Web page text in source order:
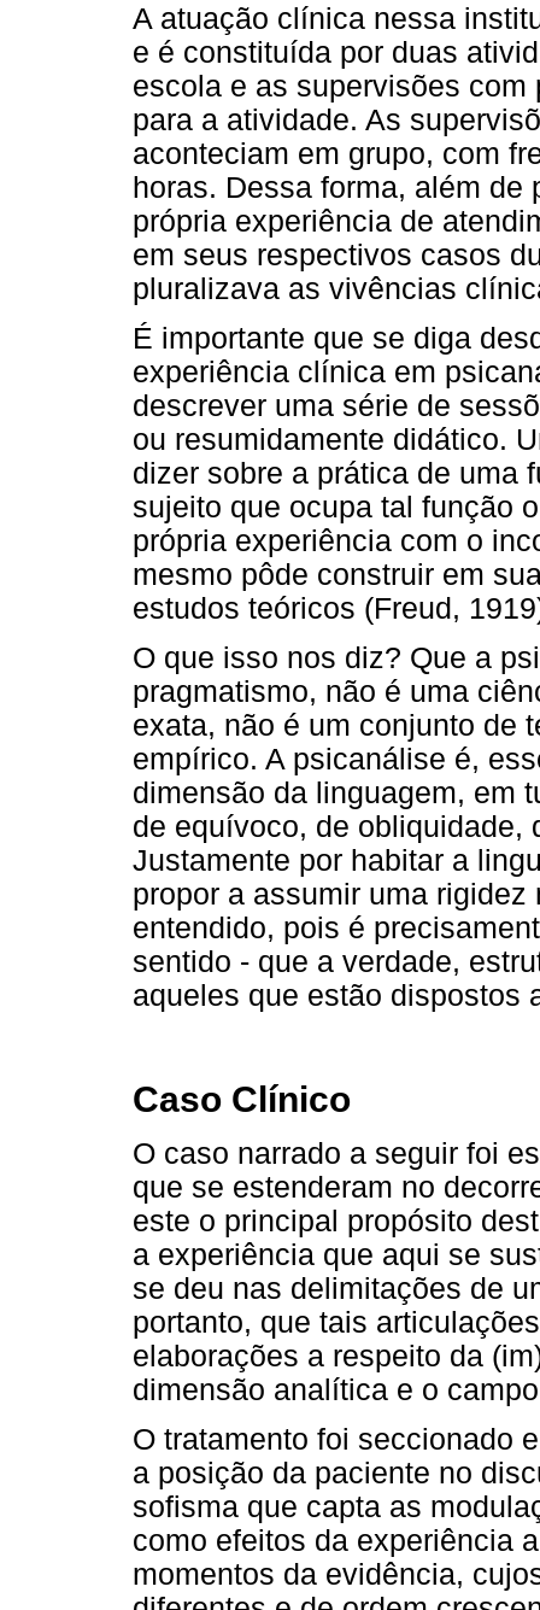
A atuação clínica nessa
e é constituída por duas
escola e as supervisões
para a atividade. As
aconteciam em grupo, com
horas. Dessa forma, além de
própria experiência de
em seus respectivos casos
pluralizava as vivências
É importante que se diga
experiência clínica em
descrever uma série de
ou resumidamente didático.
dizer sobre a prática de uma
sujeito que ocupa tal função
própria experiência com o
mesmo pôde construir em
estudos teóricos (Freud,
O que isso nos diz? Que a
pragmatismo, não é uma
exata, não é um conjunto de
empírico. A psicanálise é,
dimensão da linguagem, em
de equívoco, de obliquidade,
Justamente por habitar a
propor a assumir uma
entendido, pois é
sentido - que a verdade,
aqueles que estão dispostos
Caso Clínico
O caso narrado a seguir foi
que se estenderam no
este o principal propósito
a experiência que aqui se
se deu nas delimitações de
portanto, que tais
elaborações a respeito da
dimensão analítica e o
O tratamento foi seccionado
a posição da paciente no
sofisma que capta as
como efeitos da experiência
momentos da evidência,